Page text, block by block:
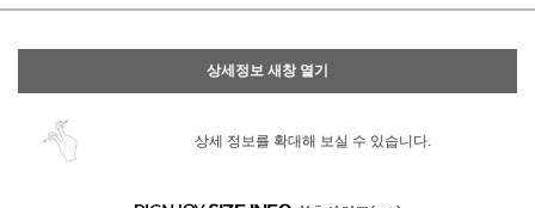
상세정보 새창 열기
상세 정보를 확대해 보실 수 있습니다.